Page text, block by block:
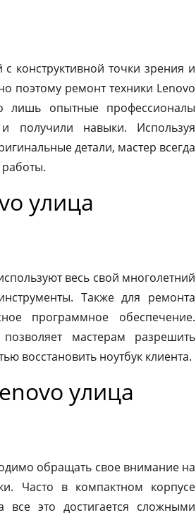
конструктивной точки зрения и
поэтому ремонт техники Lenovo
лишь опытные профессионалы
получили навыки. Используя
детали, мастер всегда
улица
весь свой многолетний
Также для ремонта
программное обеспечение.
мастерам разрешить
восстановить ноутбук клиента.
улица
обращать свое внимание на
Часто в компактном корпусе
все это достигается сложными